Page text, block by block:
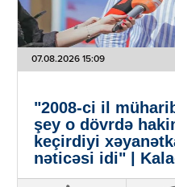
07.08.2026 15:09
"2008-ci il
şey o dövrdə
keçirdiyi
nəticəsi idi" |